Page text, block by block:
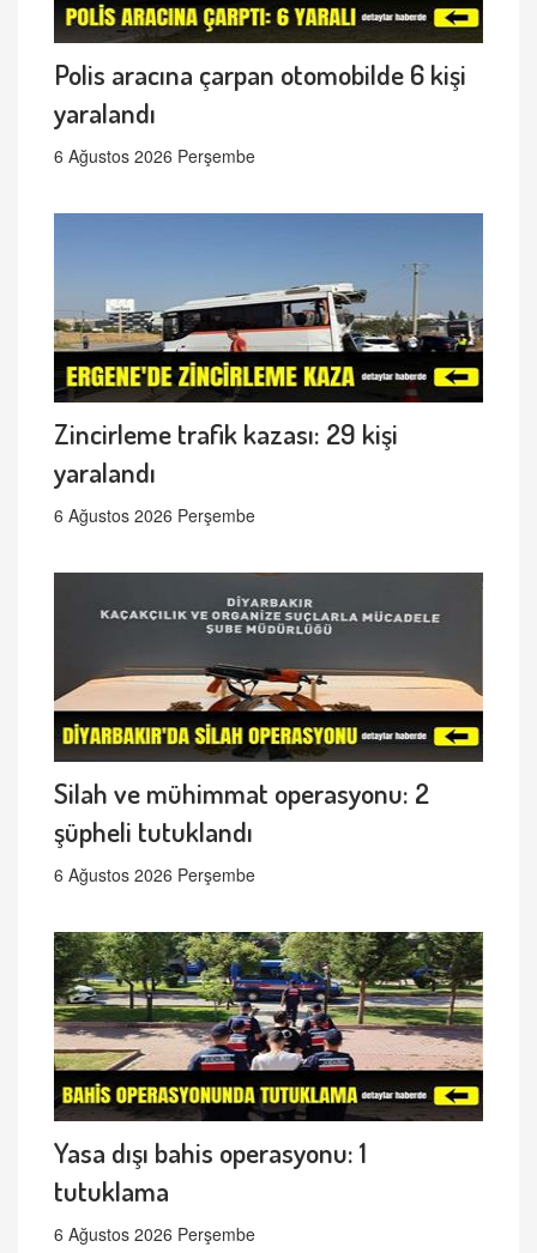
Polis aracına çarpan otomobilde 6 kişi
yaralandı
6 Ağustos 2026 Perşembe
Zincirleme trafik kazası: 29 kişi
yaralandı
6 Ağustos 2026 Perşembe
Silah ve mühimmat operasyonu: 2
şüpheli tutuklandı
6 Ağustos 2026 Perşembe
Yasa dışı bahis operasyonu: 1
tutuklama
6 Ağustos 2026 Perşembe